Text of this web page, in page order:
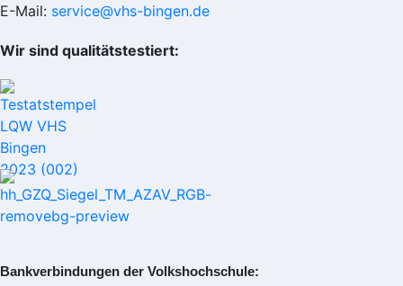
E-Mail: service@vhs-bingen.de
Wir sind qualitätstestiert:
Bankverbindungen der Volkshochschule: